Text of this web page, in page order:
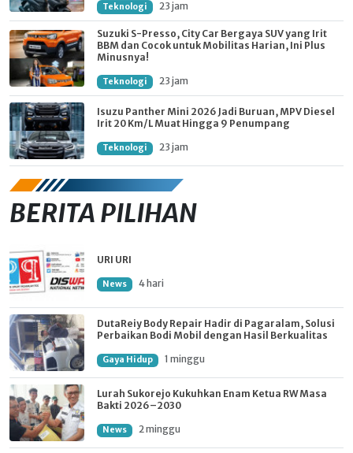
Teknologi 23 jam
Suzuki S-Presso, City Car Bergaya SUV yang Irit
BBM dan Cocok untuk Mobilitas Harian, Ini Plus
Minusnya!
Teknologi 23 jam
Isuzu Panther Mini 2026 Jadi Buruan, MPV Diesel
Irit 20 Km/L Muat Hingga 9 Penumpang
Teknologi 23 jam
BERITA PILIHAN
URI URI
News 4 hari
DutaReiy Body Repair Hadir di Pagaralam, Solusi
Perbaikan Bodi Mobil dengan Hasil Berkualitas
Gaya Hidup 1 minggu
Lurah Sukorejo Kukuhkan Enam Ketua RW Masa
Bakti 2026–2030
News 2 minggu